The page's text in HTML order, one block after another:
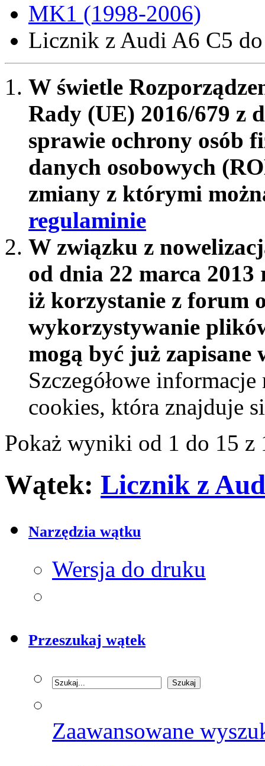
MK1 (1998-2006)
Licznik z Audi A6 C5
W świetle
Rady (UE) 2016/679 z
sprawie ochrony osób
danych osobowych
zmiany z którymi
regulaminie
W związku z
od dnia 22 marca
iż korzystanie z forum
wykorzystywanie
mogą być już
Szczegółowe
cookies, która znajduje
Pokaż wyniki od 1 do 15 z
Wątek: Licznik z
Narzędzia wątku
Wersja do druku
Przeszukaj wątek
Zaawansowane